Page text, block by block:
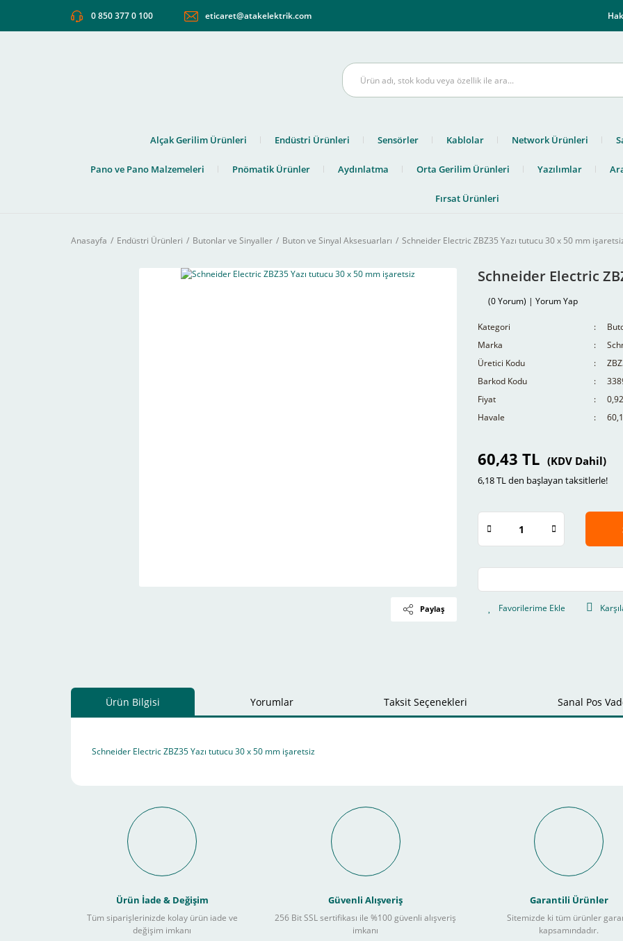
0 850 377 0 100 eticaret@atakelektrik.com
Alçak Gerilim Ürünleri Endüstri Ürünleri Sensörler Kablolar Network Ürünleri
Pano ve Pano Malzemeleri Pnömatik Ürünler Aydınlatma Orta Gerilim Ürünleri Yazılımlar
Fırsat Ürünleri
Anasayfa Endüstri Ürünleri Butonlar ve Sinyaller Buton ve Sinyal Aksesuarları Schneider Electric ZBZ35 Yazı tutucu 30 x 50 mm
Paylaş
Schneider Electric
(0 Yorum) | Yorum Yap
Kategori
Marka
Üretici Kodu
Barkod Kodu
Fiyat
Havale
60,43 TL (KDV Dahil)
6,18 TL den başlayan taksitlerle!
Ürün Bilgisi Yorumlar Taksit Seçenekleri Sanal Pos
Schneider Electric ZBZ35 Yazı tutucu 30 x 50 mm işaretsiz
Schneider Electric Sanal POS ile Vade Farksız Taksit
Kullanılır ?
Sitemizden yapacağınız tüm alışverişlerde aşağıdaki adımları takip ederek peşin fiyatına 3 Taksit seçenekleri bankaya göre
Ürün İade & Değişim
Tüm siparişlerinizde kolay ürün iade ve
değişim imkanı
Güvenli Alışveriş
256 Bit SSL sertifikası ile %100 güvenli alışveriş
imkanı
Garantili Ürünler
Sitemizde ki tüm ürünler
kapsamındadır.